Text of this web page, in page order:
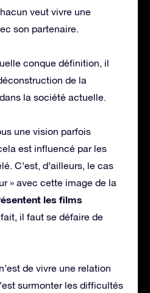
veut vivre une
son partenaire.
conque définition, il
de la
la société actuelle.
une vision parfois
est influencé par les
C’est, d’ailleurs, le cas
» avec cette image de la
les films
il faut se défaire de
de vivre une relation
surmonter les difficultés